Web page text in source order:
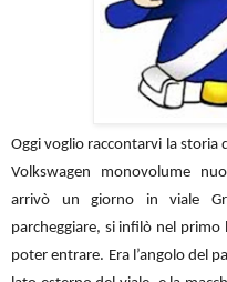
Oggi voglio raccontarvi la storia
Volkswagen monovolume
arrivò un giorno in viale
parcheggiare, si infilò nel primo
poter entrare. Era l’angolo del